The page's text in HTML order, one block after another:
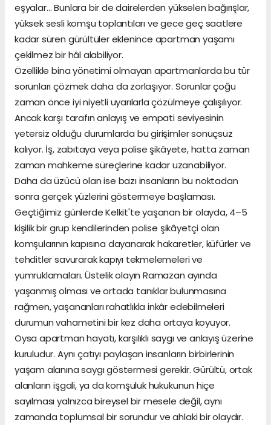
eşyalar… Bunlara bir de dairelerden yükselen bağırışlar,
yüksek sesli komşu toplantıları ve gece geç saatlere
kadar süren gürültüler eklenince apartman yaşamı
çekilmez bir hâl alabiliyor.
Özellikle bina yönetimi olmayan apartmanlarda bu tür
sorunları çözmek daha da zorlaşıyor. Sorunlar çoğu
zaman önce iyi niyetli uyarılarla çözülmeye çalışılıyor.
Ancak karşı tarafın anlayış ve empati seviyesinin
yetersiz olduğu durumlarda bu girişimler sonuçsuz
kalıyor. İş, zabıtaya veya polise şikâyete, hatta zaman
zaman mahkeme süreçlerine kadar uzanabiliyor.
Daha da üzücü olan ise bazı insanların bu noktadan
sonra gerçek yüzlerini göstermeye başlaması.
Geçtiğimiz günlerde Kelkit'te yaşanan bir olayda, 4–5
kişilik bir grup kendilerinden polise şikâyetçi olan
komşularının kapısına dayanarak hakaretler, küfürler ve
tehditler savurarak kapıyı tekmelemeleri ve
yumruklamaları. Üstelik olayın Ramazan ayında
yaşanmış olması ve ortada tanıklar bulunmasına
rağmen, yaşananları rahatlıkla inkâr edebilmeleri
durumun vahametini bir kez daha ortaya koyuyor.
Oysa apartman hayatı, karşılıklı saygı ve anlayış üzerine
kuruludur. Aynı çatıyı paylaşan insanların birbirlerinin
yaşam alanına saygı göstermesi gerekir. Gürültü, ortak
alanların işgali, ya da komşuluk hukukunun hiçe
sayılması yalnızca bireysel bir mesele değil, aynı
zamanda toplumsal bir sorundur ve ahlaki bir olaydır.